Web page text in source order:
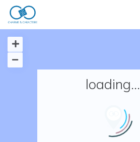
Accueil
Nos adresses en France
loading...